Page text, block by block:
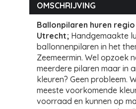
OMSCHRIJVING
Ballonpilaren huren regio
Utrecht; Handgemaakte
ballonnenpilaren in het
Zeemeermin. Wel opzoek
meerdere pilaren maar in
kleuren? Geen probleem.
meeste voorkomende
voorraad en kunnen op